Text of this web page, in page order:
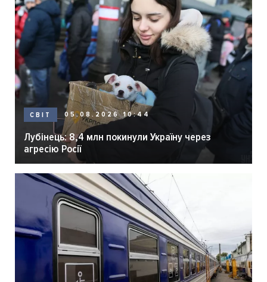
СВІТ 05.08.2026 10:44
Лубінець: 8,4 млн покинули Україну через
агресію Росії